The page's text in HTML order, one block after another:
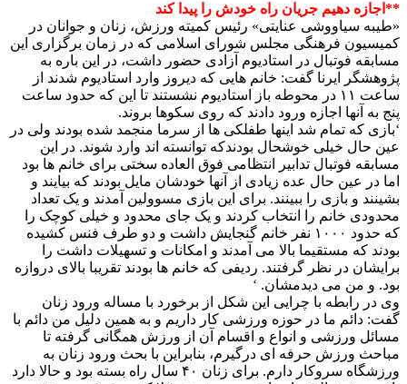
**اجازه دهیم جریان راه خودش را پیدا کند
«طیبه سیاووشی عنایتی» رئیس کمیته ورزش، زنان و جوانان در
کمیسیون فرهنگی مجلس شورای اسلامی که در زمان برگزاری این
مسابقه فوتبال در استادیوم آزادی حضور داشت، در این باره به
پژوهشگر ایرنا گفت: خانم هایی که دیروز وارد استادیوم شدند از
ساعت ۱۱ در محوطه باز استادیوم نشستند تا این که حدود ساعت
پنج به آنها اجازه ورود دادند که روی سکوها بروند.
‘بازی که تمام شد اینها طفلکی ها از سرما منجمد شده بودند ولی در
عین حال خیلی خوشحال بودندکه توانسته اند وارد شوند. در این
مسابقه فوتبال تدابیر انتظامی فوق العاده سختی برای خانم ها بود
اما در عین حال عده زیادی از آنها خودشان مایل بودند که بیایند و
بشینند و بازی را ببینند. برای این بازی مسوولین آمدند و یک تعداد
محدودی خانم را انتخاب کردند و یک جای محدود و خیلی کوچک را
که حدود ۱۰۰۰ نفر خانم گنجایش داشت و دو طرف فنس کشیده
بودند که مستقیما بالا می آمدند و امکانات و تسهیلات داشت را
برایشان در نظر گرفتند. ردیفی که خانم ها بودند تقریبا بالای دروازه
بود. و من می دیدمشان. ‘
وی در رابطه با چرایی این شکل از برخورد با مساله ورود زنان
گفت: دائم ما در حوزه ورزشی کار داریم و به همین دلیل من دائم با
مسائل ورزشی و انواع و اقسام آن از ورزش همگانی گرفته تا
مباحث ورزش حرفه ای درگیرم، بنابراین با بحث ورود زنان به
ورزشگاه سروکار دارم. برای زنان ۴۰ سال راه بسته بود و حالا دارد